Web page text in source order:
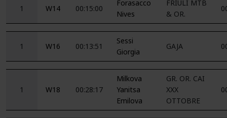
1 W14 00:15:00
Forasacco
Nives
FRIULI MTB
& OR.
1 W16 00:13:51
Sessi
Giorgia
GAJA
1 W18 00:28:17
Milkova
Yanitsa
Emilova
GR. OR. CAI
XXX
OTTOBRE